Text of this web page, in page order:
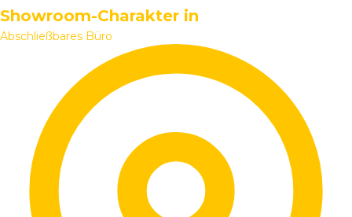
Showroom-Charakter in
Abschließbares Büro